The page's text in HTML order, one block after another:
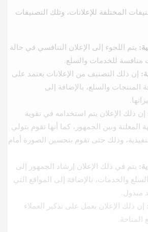
المختلفة للإعلانات، وتلك التصنيفات
يتم اللجوء إلى الإعلان التنافسي في حالة
للخدمات والسلع.
إن ذلك التصنيف من الإعلانات يعتمد على
المنتجات والسلع، بالإضافة إلى
إن ذلك الإعلان يتم استخدامه في تقوية
المعلنة وبين الجمهور، كما أنها تقوم بتولي
وذلك حتى تقوم بتحسين الصورة أمام
يتم في ذلك الإعلان إرشاد الجمهور إلى
والخدمات، بالإضافة إلى المواقع التي
مبذول.
إن ذلك الإعلان يعمل على تذكير العملاء
المتاحة.